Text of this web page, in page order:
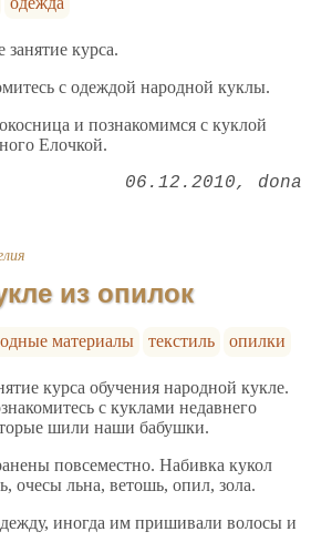
курса.
с одеждой народной куклы.
и познакомимся с куклой
Елочкой.
06.12.2010 dona
из опилок
материалы текстиль опилки
курса обучения народной кукле.
с куклами недавнего
шили наши бабушки.
повсеместно. Набивка кукол
очесы льна, ветошь, опил, зола.
иногда им пришивали волосы и